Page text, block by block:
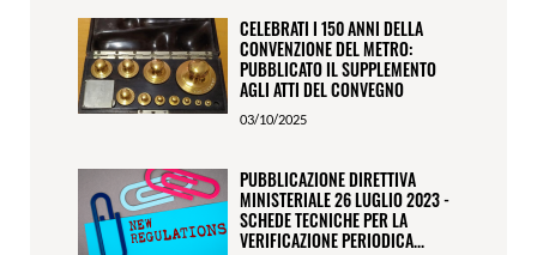
CELEBRATI I 150 ANNI DELLA
CONVENZIONE DEL METRO:
PUBBLICATO IL SUPPLEMENTO
AGLI ATTI DEL CONVEGNO
03/10/2025
PUBBLICAZIONE DIRETTIVA
MINISTERIALE 26 LUGLIO 2023 -
SCHEDE TECNICHE PER LA
VERIFICAZIONE PERIODICA...